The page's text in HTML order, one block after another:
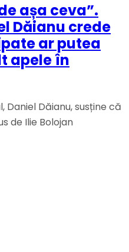
așa ceva”.
Dăianu crede
ar putea
apele în
Daniel Dăianu, susține că
de Ilie Bolojan